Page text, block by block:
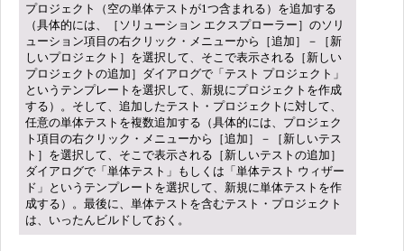
プロジェクト（空の単体テストが1つ含まれる）を追加する
（具体的には、［ソリューション エクスプローラー］のソリ
ューション項目の右クリック・メニューから［追加］－［新
しいプロジェクト］を選択して、そこで表示される［新しい
プロジェクトの追加］ダイアログで「テスト プロジェクト」
というテンプレートを選択して、新規にプロジェクトを作成
する）。そして、追加したテスト・プロジェクトに対して、
任意の単体テストを複数追加する（具体的には、プロジェク
ト項目の右クリック・メニューから［追加］－［新しいテス
ト］を選択して、そこで表示される［新しいテストの追加］
ダイアログで「単体テスト」もしくは「単体テスト ウィザー
ド」というテンプレートを選択して、新規に単体テストを作
成する）。最後に、単体テストを含むテスト・プロジェクト
は、いったんビルドしておく。